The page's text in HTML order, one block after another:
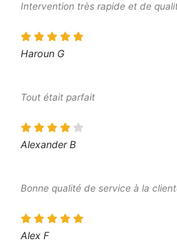
Intervention très rapide et de
Haroun G
Tout était parfait
Alexander B
Bonne qualité de service à la
Alex F